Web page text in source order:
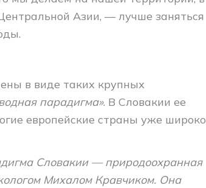
Азии, — лучше заняться
в виде таких крупных
парадигма». В Словакии ее
европейские страны уже широко
Словакии — природоохранная
Михалом Кравчиком. Она